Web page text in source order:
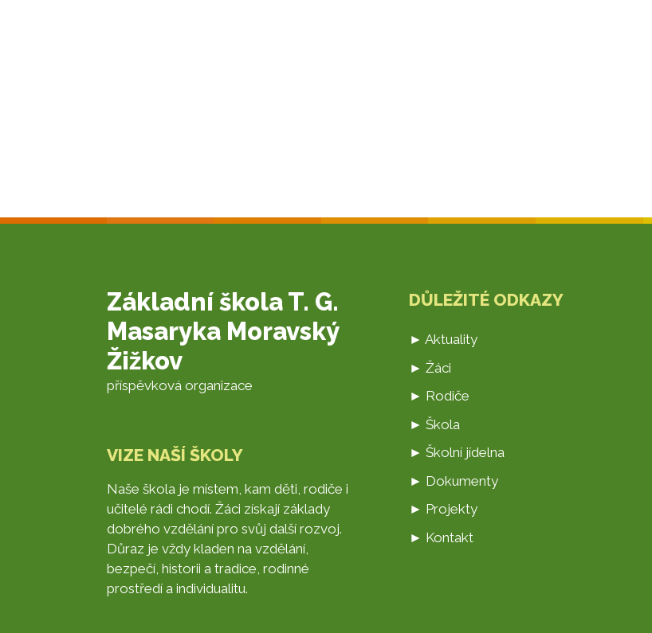
Základní škola T. G.
Masaryka Moravský
Žižkov
příspěvková organizace
VIZE NAŠÍ ŠKOLY
Naše škola je místem, kam děti, rodiče i
učitelé rádi chodí. Žáci získají základy
dobrého vzdělání pro svůj další rozvoj.
Důraz je vždy kladen na vzdělání,
bezpečí, historii a tradice, rodinné
prostředí a individualitu.
DŮLEŽITÉ ODKAZY
► Aktuality
► Žáci
► Rodiče
► Škola
► Školní jídelna
► Dokumenty
► Projekty
► Kontakt